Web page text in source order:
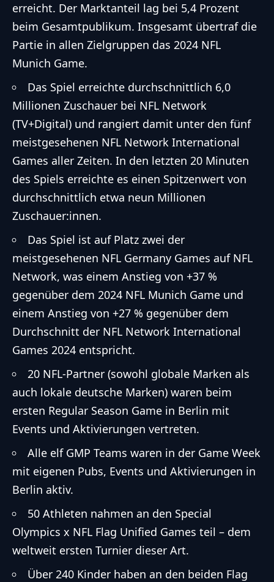
erreicht. Der Marktanteil lag bei 5,4 Prozent
beim Gesamtpublikum. Insgesamt übertraf die
Partie in allen Zielgruppen das 2024 NFL
Munich Game.
Das Spiel erreichte durchschnittlich 6,0
Millionen Zuschauer bei NFL Network
(TV+Digital) und rangiert damit unter den fünf
meistgesehenen NFL Network International
Games aller Zeiten. In den letzten 20 Minuten
des Spiels erreichte es einen Spitzenwert von
durchschnittlich etwa neun Millionen
Zuschauer:innen.
Das Spiel ist auf Platz zwei der
meistgesehenen NFL Germany Games auf NFL
Network, was einem Anstieg von +37 %
gegenüber dem 2024 NFL Munich Game und
einem Anstieg von +27 % gegenüber dem
Durchschnitt der NFL Network International
Games 2024 entspricht.
20 NFL-Partner (sowohl globale Marken als
auch lokale deutsche Marken) waren beim
ersten Regular Season Game in Berlin mit
Events und Aktivierungen vertreten.
Alle elf GMP Teams waren in der Game Week
mit eigenen Pubs, Events und Aktivierungen in
Berlin aktiv.
50 Athleten nahmen an den Special
Olympics x NFL Flag Unified Games teil – dem
weltweit ersten Turnier dieser Art.
Über 240 Kinder haben an den beiden Flag